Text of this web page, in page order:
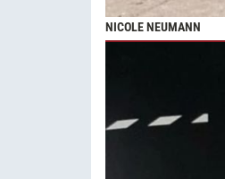
NICOLE NEUMANN